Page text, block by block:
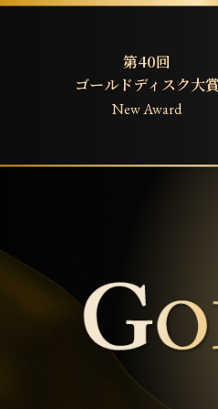
第40回
ゴールドディスク大
New Award